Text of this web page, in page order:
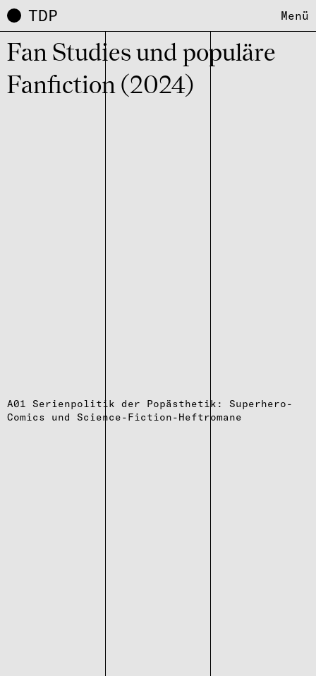
TDP Menü
Fan Studies und popu­läre
Fanfic­tion (2024)
A01 Serienpolitik der Popästhetik: Superhero-
Comics und Science-Fiction-Heftromane